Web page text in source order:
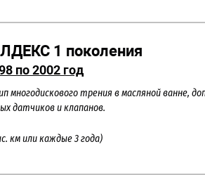
1 поколения
по 2002 год
многодискового трения в масляной ванне,
датчиков и клапанов.
км или каждые 3 года)